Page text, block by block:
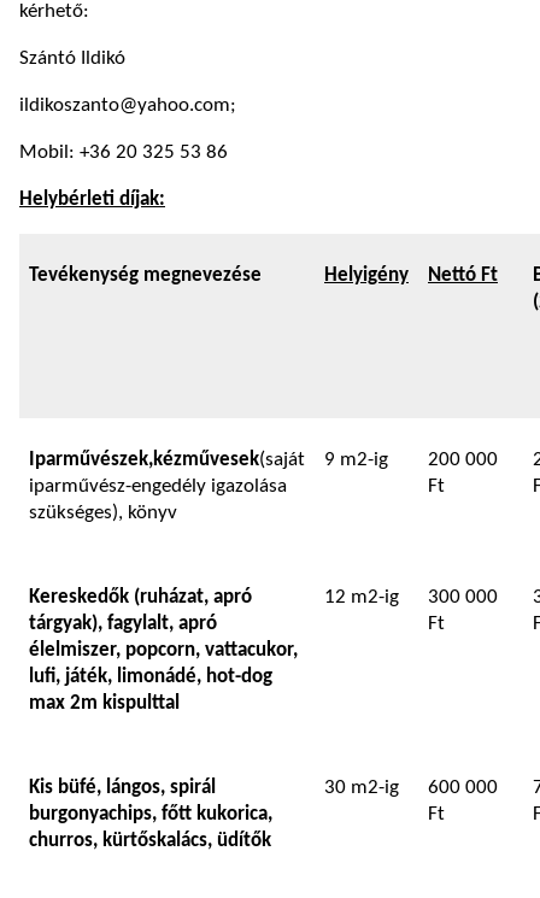
kérhető:
Szántó Ildikó
ildikoszanto@yahoo.com;
Mobil: +36 20 325 53 86
Helybérleti díjak:
Tevékenység megnevezése Helyigény Nettó Ft
Iparművészek,kézművesek(saját
iparművész-engedély igazolása
szükséges), könyv
9 m2-ig
200 000
Ft
Kereskedők (ruházat, apró
tárgyak), fagylalt, apró
élelmiszer, popcorn, vattacukor,
lufi, játék, limonádé, hot-dog
max 2m kispulttal
12 m2-ig
300 000
Ft
Kis büfé, lángos, spirál
burgonyachips, főtt kukorica,
churros, kürtőskalács, üdítők
30 m2-ig
600 000
Ft